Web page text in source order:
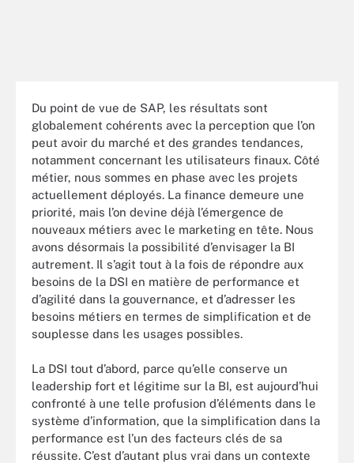
Du point de vue de SAP, les résultats sont
globalement cohérents avec la perception que l’on
peut avoir du marché et des grandes tendances,
notamment concernant les utilisateurs finaux. Côté
métier, nous sommes en phase avec les projets
actuellement déployés. La finance demeure une
priorité, mais l’on devine déjà l’émergence de
nouveaux métiers avec le marketing en tête. Nous
avons désormais la possibilité d’envisager la BI
autrement. Il s’agit tout à la fois de répondre aux
besoins de la DSI en matière de performance et
d’agilité dans la gouvernance, et d’adresser les
besoins métiers en termes de simplification et de
souplesse dans les usages possibles.
La DSI tout d’abord, parce qu’elle conserve un
leadership fort et légitime sur la BI, est aujourd’hui
confronté à une telle profusion d’éléments dans le
système d’information, que la simplification dans la
performance est l’un des facteurs clés de sa
réussite. C’est d’autant plus vrai dans un contexte